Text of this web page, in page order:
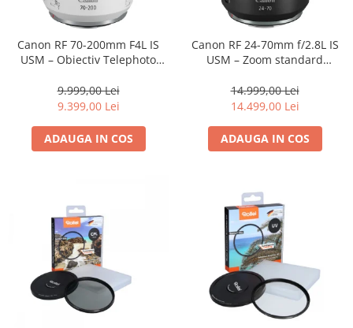
Parasolare
Teleconvertoare
Adaptoare montura / baioneta
Capace obiectiv si camera
Inele Macro
Filtre foto
Filtre White Balance
Accesorii filtre
Convertoare pe filet foto video
Inele reductii obiective
Curatare si intretinere
Blitz-uri externe
Canon RF 70-200mm F4L IS
USM – Obiectiv Telephoto
9.999,00 Lei
9.399,00 Lei
ADAUGA IN COS
Canon RF 24-70mm f/2.8L IS
USM – Zoom standard
14.999,00 Lei
14.499,00 Lei
ADAUGA IN COS